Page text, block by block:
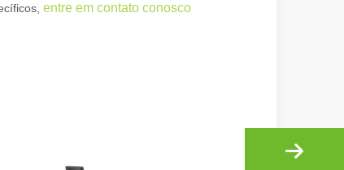
entre em contato conosco